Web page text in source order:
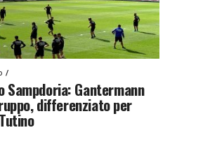
Sampdoria: Gantermann
differenziato per